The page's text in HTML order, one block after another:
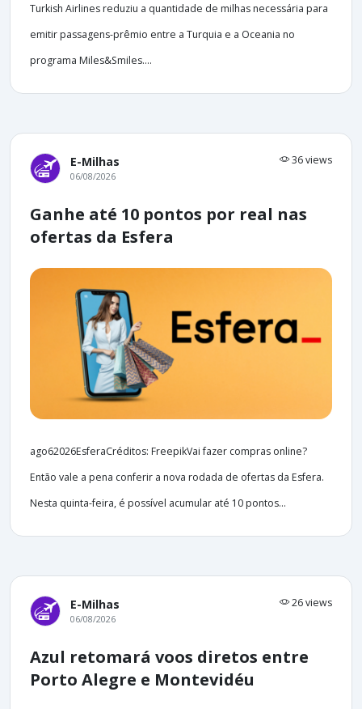
Turkish Airlines reduziu a quantidade de milhas necessária para
emitir passagens-prêmio entre a Turquia e a Oceania no
programa Miles&Smiles....
E-Milhas 36 views
06/08/2026
Ganhe até 10 pontos por real nas
ofertas da Esfera
ago62026EsferaCréditos: FreepikVai fazer compras online?
Então vale a pena conferir a nova rodada de ofertas da Esfera.
Nesta quinta-feira, é possível acumular até 10 pontos...
E-Milhas 26 views
06/08/2026
Azul retomará voos diretos entre
Porto Alegre e Montevidéu